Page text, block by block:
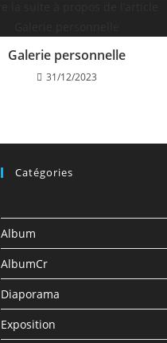
Galerie personnelle
31/12/2023
Catégories
Album
AlbumCr
Diaporama
Exposition